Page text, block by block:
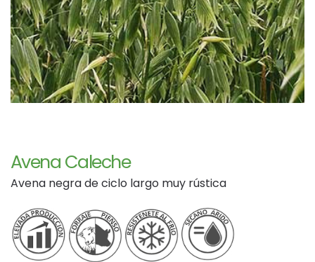
Avena Caleche
Avena negra de ciclo largo muy rústica